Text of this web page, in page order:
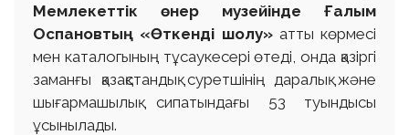
Мемлекеттік өнер музейінде Ғалым
Оспановтың «Өткенді шолу» атты көрмесі
мен каталогының тұсаукесері өтеді, онда қазіргі
заманғы қазақстандық суретшінің даралық және
шығармашылық сипатындағы 53 туындысы
ұсынылады.